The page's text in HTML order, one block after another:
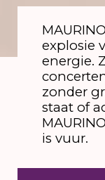
explosie
energie.
zonder
staat of
is vuur.